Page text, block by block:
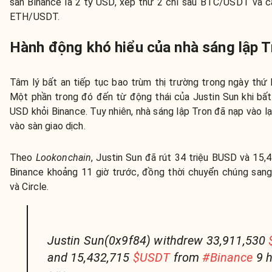
sàn Binance là 2 tỷ USD, xếp thứ 2 chỉ sau BTC/USDT và
ETH/USDT.
Hành động khó hiểu của nhà sáng lập
Tâm lý bất an tiếp tục bao trùm thị trường trong ngày thứ
Một phần trong đó đến từ động thái của Justin Sun khi
USD khỏi Binance. Tuy nhiên, nhà sáng lập Tron đã nạp vào
vào sàn giao dịch.
Theo Lookonchain, Justin Sun đã rút 34 triệu BUSD và
Binance khoảng 11 giờ trước, đồng thời chuyển chúng
và Circle.
Justin Sun(0x9f84) withdrew 33,911,530
and 15,432,715 $USDTfrom#Binance 9